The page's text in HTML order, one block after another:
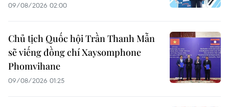
09/08/2026 02:00
Chủ tịch Quốc hội Trần Thanh Mẫn
sẽ viếng đồng chí Xaysomphone
Phomvihane
09/08/2026 01:25